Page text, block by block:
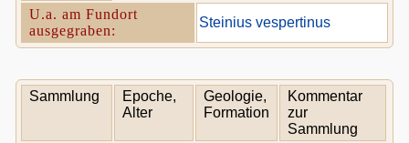
U.a. am Fundort
ausgegraben:
Steinius vespertinus
Sammlung
Epoche,
Alter
Geologie,
Formation
Kommentar
zur
Sammlung